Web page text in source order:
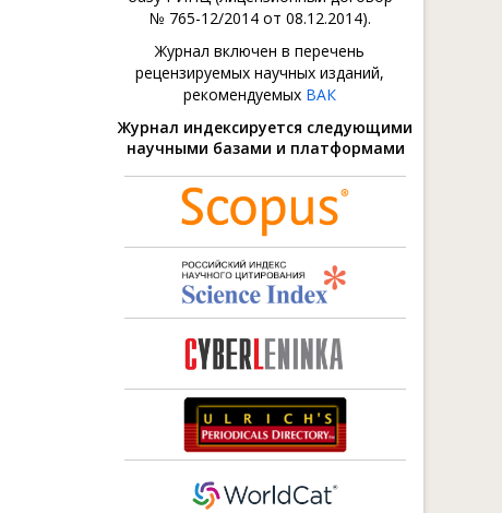
№ 765-12/2014 от 08.12.2014).
Журнал включен в перечень
рецензируемых научных изданий,
рекомендуемых ВАК
Журнал индексируется следующими
научными базами и платформами